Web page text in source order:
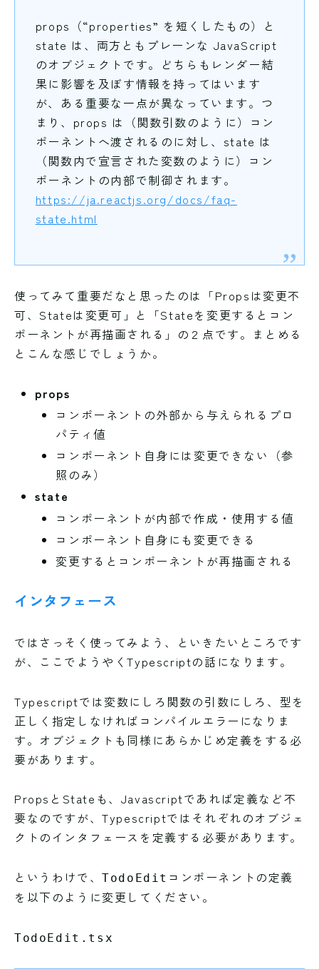
props（“properties” を短くしたもの）と
state は、両方ともプレーンな JavaScript
のオブジェクトです。どちらもレンダー結
果に影響を及ぼす情報を持ってはいます
が、ある重要な一点が異なっています。つ
まり、props は（関数引数のように）コン
ポーネントへ渡されるのに対し、state は
（関数内で宣言された変数のように）コン
ポーネントの内部で制御されます。
https://ja.reactjs.org/docs/faq-
state.html
使ってみて重要だなと思ったのは「Propsは変更不
可、Stateは変更可」と「Stateを変更するとコン
ポーネントが再描画される」の２点です。まとめる
とこんな感じでしょうか。
props
コンポーネントの外部から与えられるプロ
パティ値
コンポーネント自身には変更できない（参
照のみ）
state
コンポーネントが内部で作成・使用する値
コンポーネント自身にも変更できる
変更するとコンポーネントが再描画される
インタフェース
ではさっそく使ってみよう、といきたいところです
が、ここでようやくTypescriptの話になります。
Typescriptでは変数にしろ関数の引数にしろ、型を
正しく指定しなければコンパイルエラーになりま
す。オブジェクトも同様にあらかじめ定義をする必
要があります。
PropsとStateも、Javascriptであれば定義など不
要なのですが、Typescriptではそれぞれのオブジェ
クトのインタフェースを定義する必要があります。
というわけで、TodoEdit コンポーネントの定義
を以下のように変更してください。
TodoEdit.tsx